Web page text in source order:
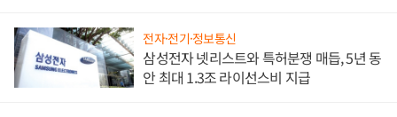
전자·전기·정보통신
삼성전자 넷리스트와 특허분쟁 매듭, 5년 동
안 최대 1.3조 라이선스비 지급